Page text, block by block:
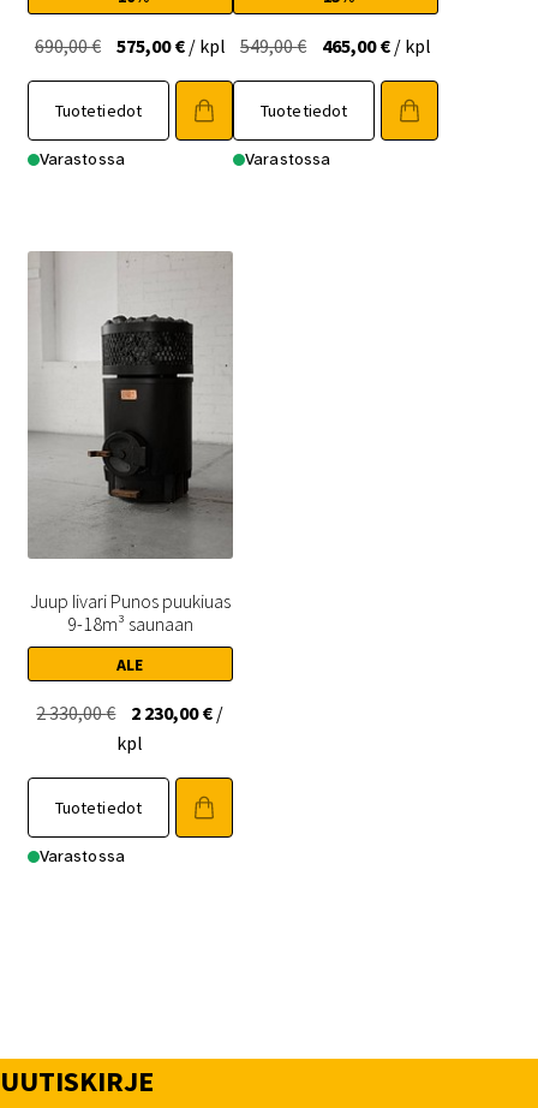
690,00€ Alkuperäinen
oli:
690,00 €.
575,00€Nykyinen
on:
575,00 €.
/ kpl
Tuotetiedot
Varastossa
549,00€ Alkuperäinen
oli:
549,00 €.
465,00€Nykyinen
on:
465,00 €.
/ kpl
Tuotetiedot
Varastossa
Juup Iivari Punos puukiuas
9-18m³ saunaan
ALE
2 330,00€ Alkuperäinen
hinta
oli:
2
330,00 €.
2 230,00€Nykyinen
on:
2
230,00 €.
/
kpl
Tuotetiedot
Varastossa
UUTISKIRJE